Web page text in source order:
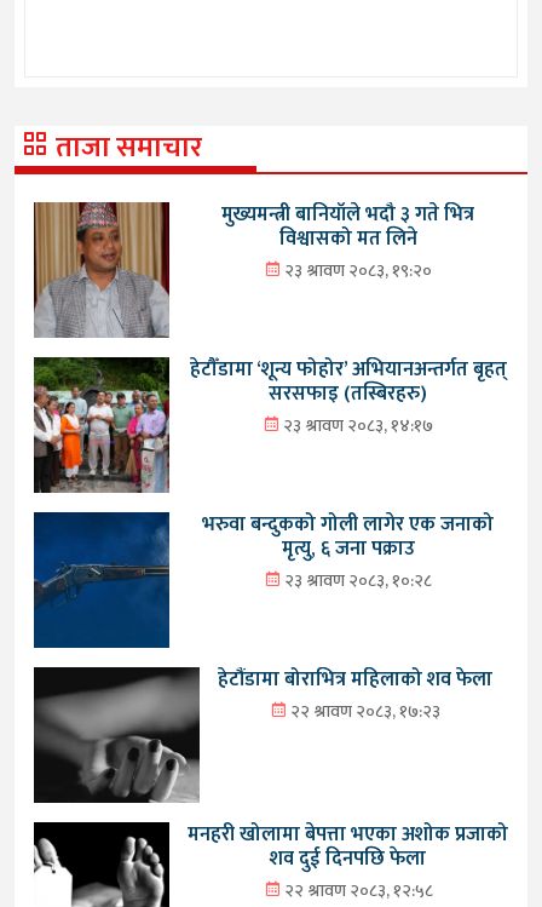
ताजा समाचार
मुख्यमन्त्री बानियाँले भदौ ३ गते भित्र
विश्वासको मत लिने
२३ श्रावण २०८३, १९:२०
हेटौँडामा ‘शून्य फोहोर’ अभियानअन्तर्गत बृहत्
सरसफाइ (तस्बिरहरु)
२३ श्रावण २०८३, १४:१७
भरुवा बन्दुकको गोली लागेर एक जनाको
मृत्यु, ६ जना पक्राउ
२३ श्रावण २०८३, १०:२८
हेटौंडामा बोराभित्र महिलाको शव फेला
२२ श्रावण २०८३, १७:२३
मनहरी खोलामा बेपत्ता भएका अशोक प्रजाको
शव दुई दिनपछि फेला
२२ श्रावण २०८३, १२:५८